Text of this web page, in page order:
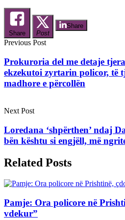
Share Post
Share
Previous Post
Prokuroria del me detaje
ekzekutoi zyrtarin policor, të
madhore e përcollën
Next Post
Loredana ‘shpërthen’ ndaj
bën kështu si engjëll, më
Related Posts
Pamje: Ora policore në
vdekur”